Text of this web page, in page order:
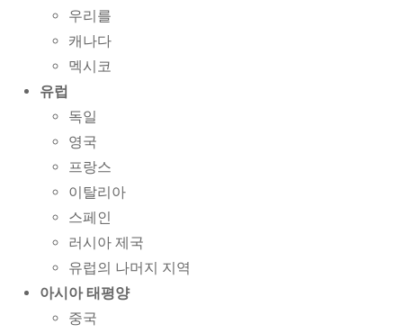
우리를
캐나다
멕시코
유럽
독일
영국
프랑스
이탈리아
스페인
러시아 제국
유럽의 나머지 지역
아시아 태평양
중국